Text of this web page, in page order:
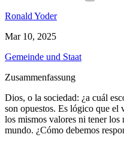
Ronald Yoder
Mar 10, 2025
Gemeinde und Staat
Zusammenfassung
Dios, o la sociedad: ¿a cuál
son opuestos. Es lógico que el
los mismos valores ni tener los
mundo. ¿Cómo debemos